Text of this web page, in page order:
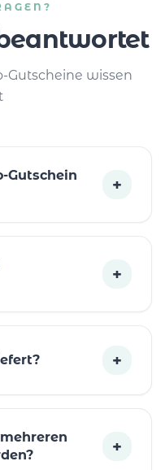
Gutscheine wissen
Gutschein
+
+
+
+